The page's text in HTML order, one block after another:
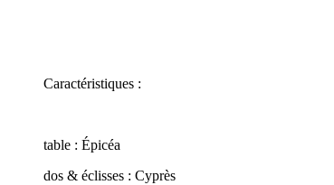
Caractéristiques :
table : Épicéa
dos & éclisses : Cyprès